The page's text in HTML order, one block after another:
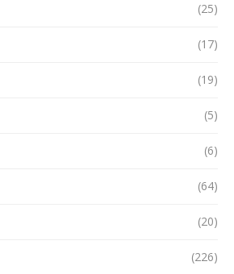
(25)
(17)
(19)
(5)
(6)
(64)
(20)
(226)